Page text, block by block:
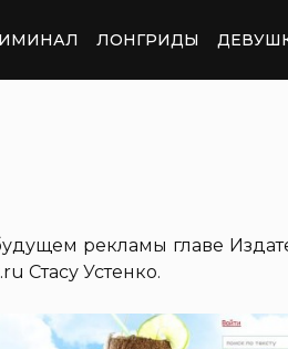
ЛОНГРИДЫ
рекламы главе
Стасу Устенко.